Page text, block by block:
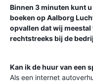
Binnen 3 minuten kunt
boeken opAalborg
opvallen dat wij
rechtstreeks bij de
Kan ik de huur van een
Als een internet